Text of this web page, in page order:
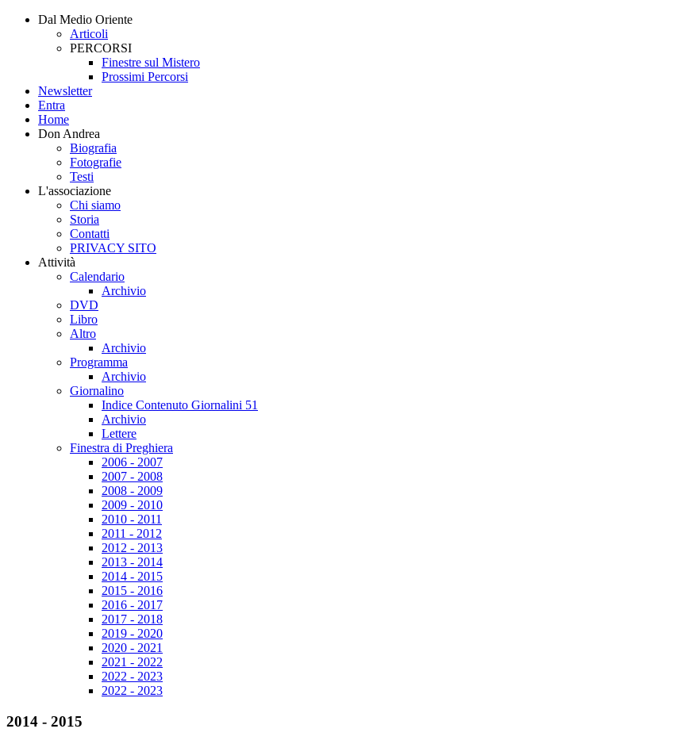
Dal Medio Oriente
Articoli
PERCORSI
Finestre sul Mistero
Prossimi Percorsi
Newsletter
Entra
Home
Don Andrea
Biografia
Fotografie
Testi
L'associazione
Chi siamo
Storia
Contatti
PRIVACY SITO
Attività
Calendario
Archivio
DVD
Libro
Altro
Archivio
Programma
Archivio
Giornalino
Indice Contenuto Giornalini 51
Archivio
Lettere
Finestra di Preghiera
2006 - 2007
2007 - 2008
2008 - 2009
2009 - 2010
2010 - 2011
2011 - 2012
2012 - 2013
2013 - 2014
2014 - 2015
2015 - 2016
2016 - 2017
2017 - 2018
2019 - 2020
2020 - 2021
2021 - 2022
2022 - 2023
2022 - 2023
2014 - 2015